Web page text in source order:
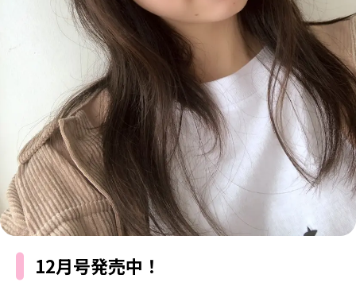
お悩み相談
TikTok
Instagram
YouTube
FORTUNE
ゲッターズ飯田
MISS SEVENTEEN
ミスセブンティーンニュース
MAGAZINE
バックナンバー
INFORMATION
Seventeenについて
12月号発売中！